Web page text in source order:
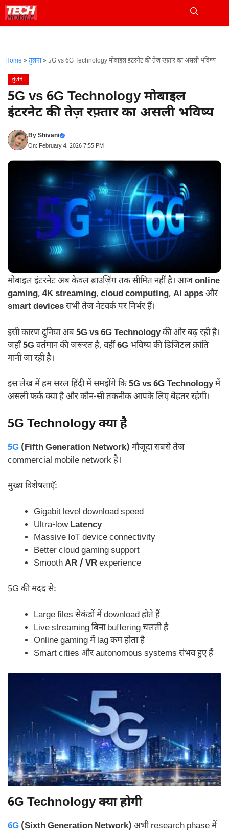
Skip
to
Home » तुलना» 5G vs 6G Technology मोबाइल इंटरनेट की तेज़ रफ़्तार का असली भविष्य
तुलना
5G vs 6G Technology मोबाइल
इंटरनेट की तेज़ रफ़्तार का असली भविष्य
ByShivani
On: February 4, 2026 7:55 PM
मोबाइल इंटरनेट अब केवल ब्राउज़िंग तक सीमित नहीं है। आजonline
gaming, 4K streaming, cloud computing, AI appsऔर
smart devicesसभी तेज नेटवर्क पर निर्भर हैं।
इसी कारण दुनिया अब5G vs 6G Technologyकी ओर बढ़ रही है।
जहाँ5Gवर्तमान की जरूरत है, वहीं6Gभविष्य की डिजिटल क्रांति
मानी जा रही है।
इस लेख में हम सरल हिंदी में समझेंगे कि5G vs 6G Technologyमें
असली फर्क क्या है और कौन-सी तकनीक आपके लिए बेहतर रहेगी।
5G Technology क्या है
5G (Fifth Generation Network) मौजूदा सबसे तेज
commercial mobile network है।
मुख्य विशेषताएँ:
Gigabit level download speed
Ultra-lowLatency
Massive IoT device connectivity
Better cloud gaming support
SmoothAR / VRexperience
5G की मदद से:
Large files सेकंडों में download होते हैं
Live streaming बिना buffering चलती है
Online gaming में lag कम होता है
Smart cities और autonomous systems संभव हुए हैं
6G Technology क्या होगी
6G (Sixth Generation Network) अभी research phase में